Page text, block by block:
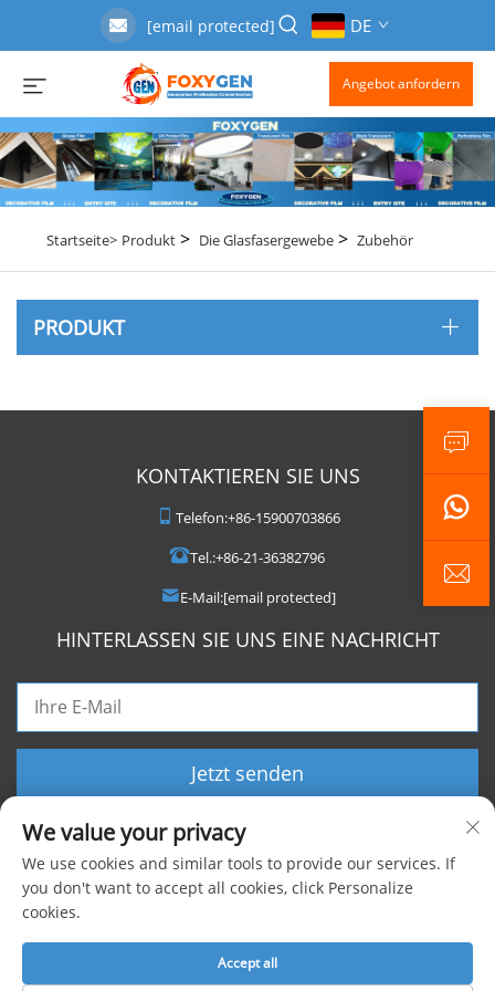
[email protected] DE
Angebot anfordern
Startseite> Produkt> Die Glasfasergewebe> Zubehör
PRODUKT
KONTAKTIEREN SIE UNS
Telefon:+86-15900703866
Tel.:+86-21-36382796
E-Mail:[email protected]
HINTERLASSEN SIE UNS EINE NACHRICHT
Jetzt senden
Copyright © 2025 Shanghai Foxygen Industrial Co., Ltd. Alle Rechte
We value your privacy
We use cookies and similar tools to provide our services. If
you don't want to accept all cookies, click Personalize
cookies.
Accept all